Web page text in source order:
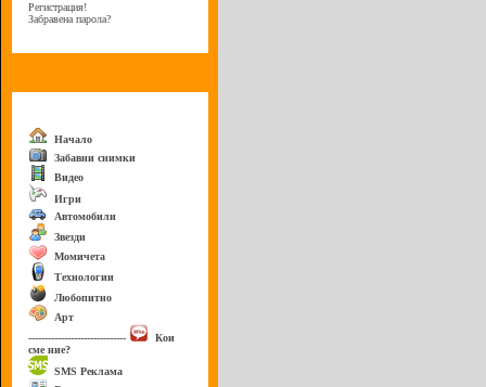
Регистрация!
Забравена парола?
Начало
Забавни снимки
Видео
Игри
Автомобили
Звезди
Момичета
Технологии
Любопитно
Арт
------------------------------
Кои
сме ние?
SMS Реклама